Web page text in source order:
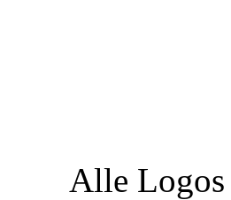
Alle Logos